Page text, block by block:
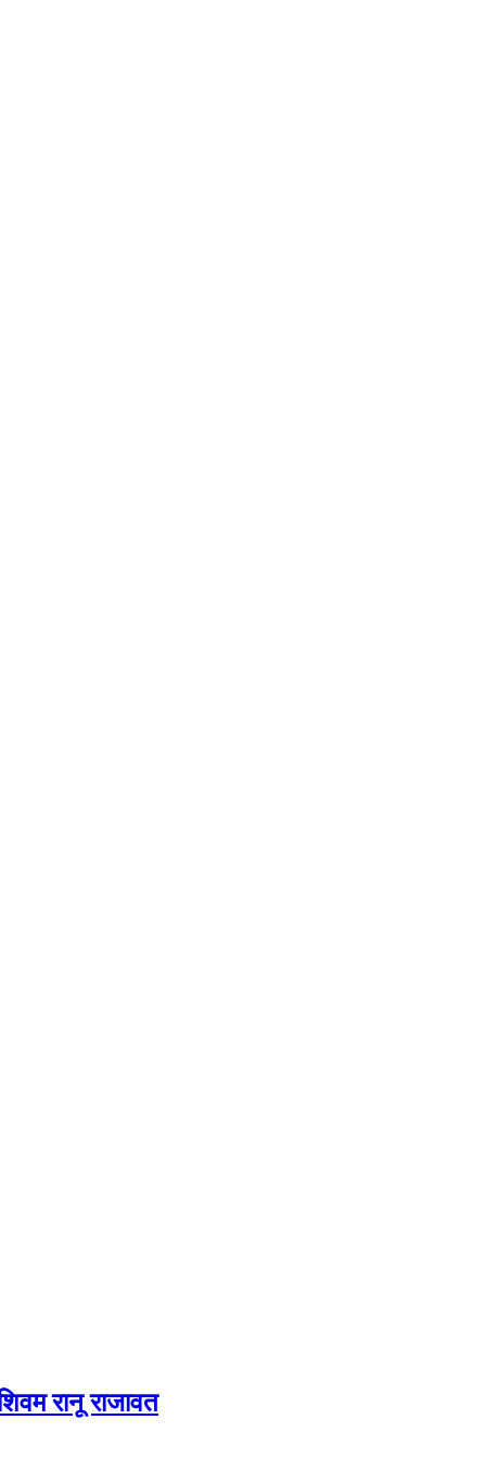
रानू राजावत